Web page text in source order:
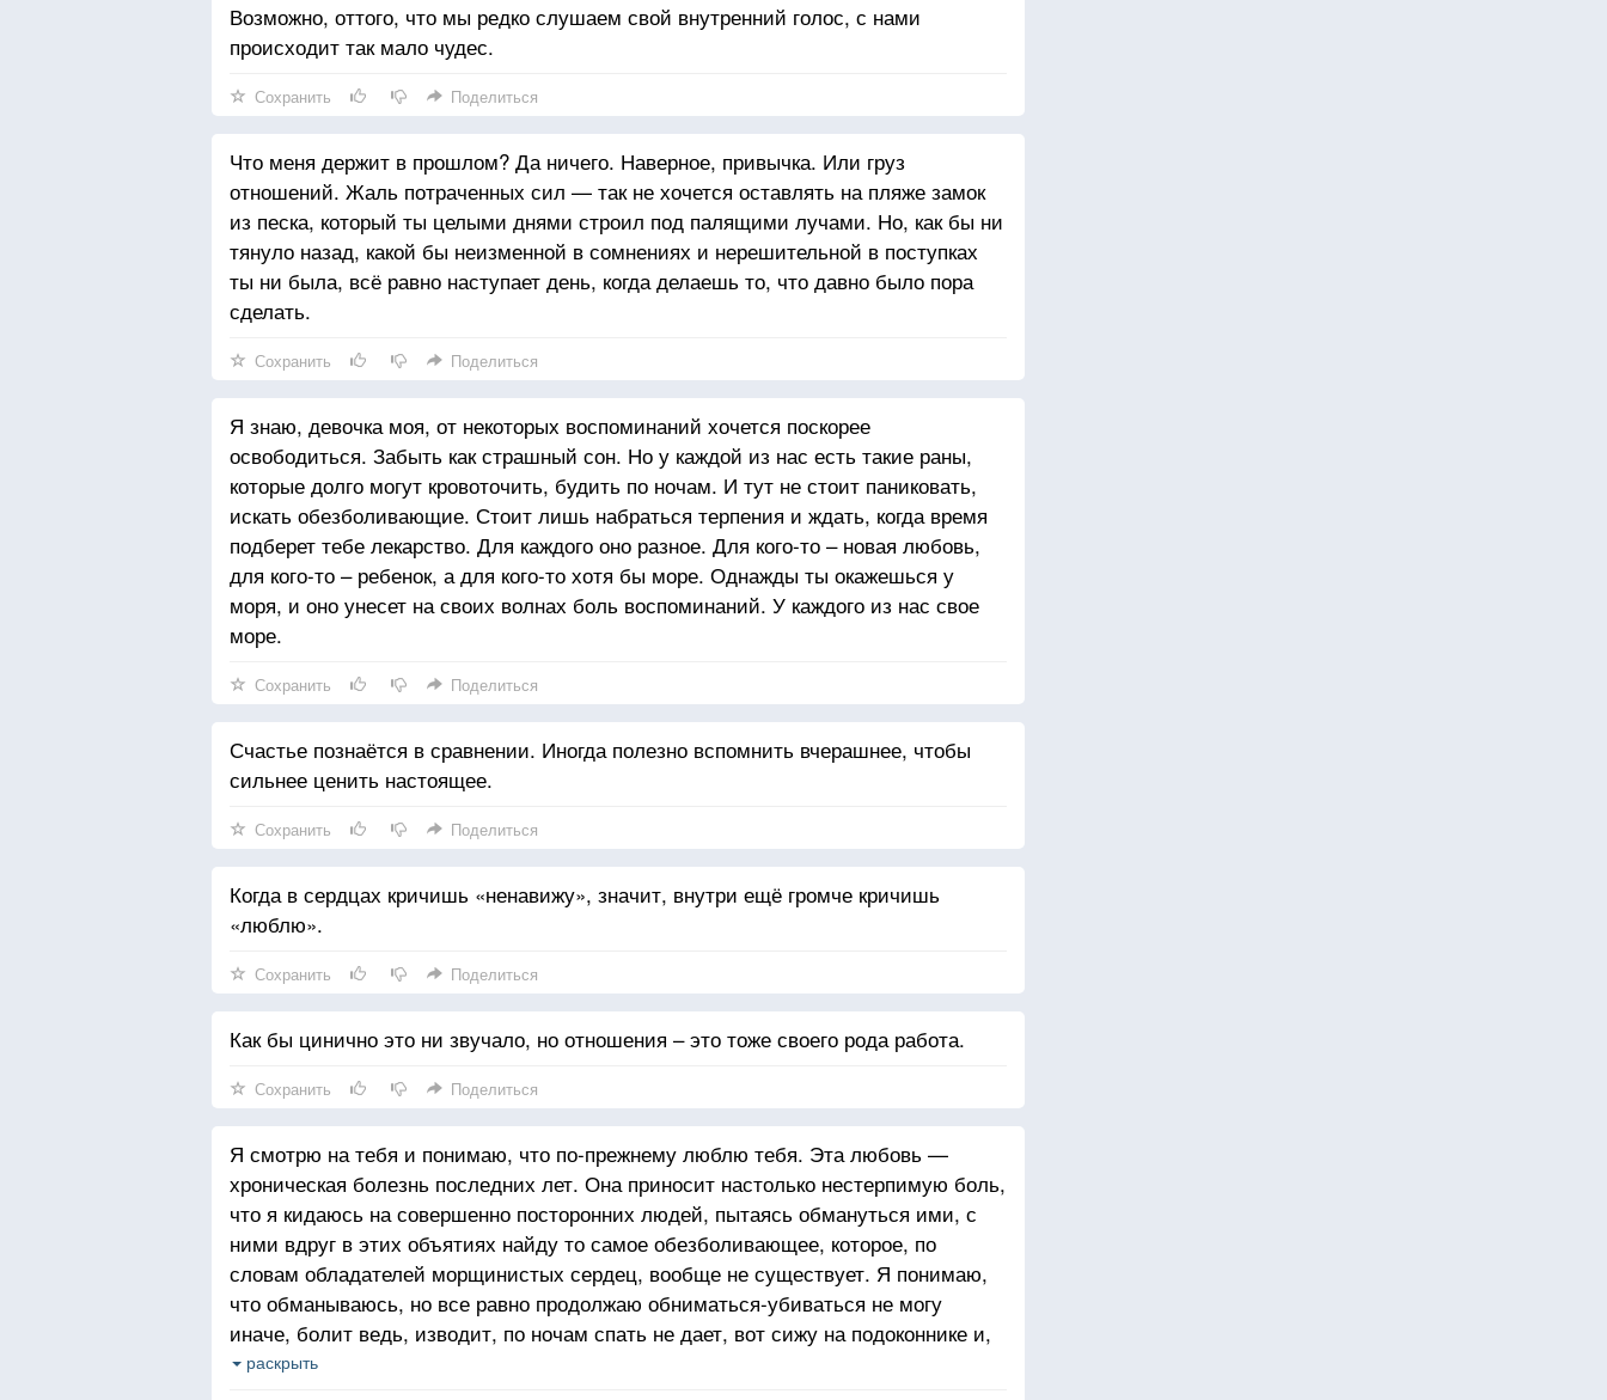
Возможно, оттого, что мы редко слушаем свой внутренний голос, с нами
происходит так мало чудес.
Сохранить Поделиться
Что меня держит в прошлом? Да ничего. Наверное, привычка. Или груз
отношений. Жаль потраченных сил — так не хочется оставлять на пляже замок
из песка, который ты целыми днями строил под палящими лучами. Но, как бы ни
тянуло назад, какой бы неизменной в сомнениях и нерешительной в поступках
ты ни была, всё равно наступает день, когда делаешь то, что давно было пора
сделать.
Сохранить Поделиться
Я знаю, девочка моя, от некоторых воспоминаний хочется поскорее
освободиться. Забыть как страшный сон. Но у каждой из нас есть такие раны,
которые долго могут кровоточить, будить по ночам. И тут не стоит паниковать,
искать обезболивающие. Стоит лишь набраться терпения и ждать, когда время
подберет тебе лекарство. Для каждого оно разное. Для кого-то – новая любовь,
для кого-то – ребенок, а для кого-то хотя бы море. Однажды ты окажешься у
моря, и оно унесет на своих волнах боль воспоминаний. У каждого из нас свое
море.
Сохранить Поделиться
Счастье познаётся в сравнении. Иногда полезно вспомнить вчерашнее, чтобы
сильнее ценить настоящее.
Сохранить Поделиться
Когда в сердцах кричишь «ненавижу», значит, внутри ещё громче кричишь
«люблю».
Сохранить Поделиться
Как бы цинично это ни звучало, но отношения – это тоже своего рода работа.
Сохранить Поделиться
Я смотрю на тебя и понимаю, что по-прежнему люблю тебя. Эта любовь —
хроническая болезнь последних лет. Она приносит настолько нестерпимую боль,
что я кидаюсь на совершенно посторонних людей, пытаясь обмануться ими, с
ними вдруг в этих объятиях найду то самое обезболивающее, которое, по
словам обладателей морщинистых сердец, вообще не существует. Я понимаю,
что обманываюсь, но все равно продолжаю обниматься-убиваться не могу
иначе, болит ведь, изводит, по ночам спать не дает, вот сижу на подоконнике и,
еще минута, истошно закричу от пыток иллюзий. Обратиться к тебе за
раскрыть